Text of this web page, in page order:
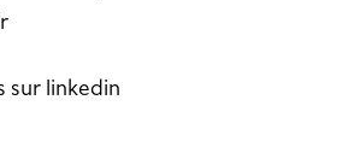
sur linkedin